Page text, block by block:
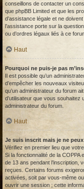
conseillons de contacter un
que phpBB Limited et que les
d’assistance légale et ne
l’assistance porte sur la
ou d’ordres légaux liés à ce
Haut
Pourquoi ne puis-je pas
Il est possible qu’un
d’empêcher les nouveaux
qu’un administrateur du forum
d’utilisateur que vous souhaitez
administrateur du forum.
Haut
Je suis inscrit mais je ne
Vérifiez en premier lieu que
Si la fonctionnalité de la
de 13 ans pendant
reçues. Certains forums
activées, soit par vous-même
ouvrir une session ; cette